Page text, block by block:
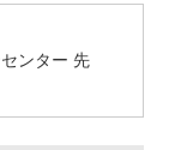
ンター 先